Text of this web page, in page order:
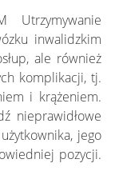
Utrzymywanie
inwalidzkim
ale również
komplikacji, tj.
i krążeniem.
nieprawidłowe
jego
pozycji.